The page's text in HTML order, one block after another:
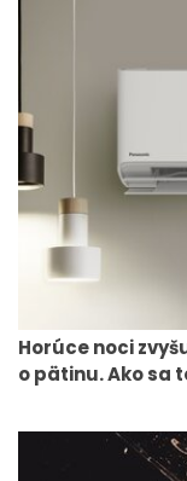
Horúce noci
o pätinu. Ako sa